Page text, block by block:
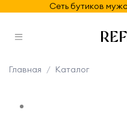
Сеть бутиков
Главная Каталог